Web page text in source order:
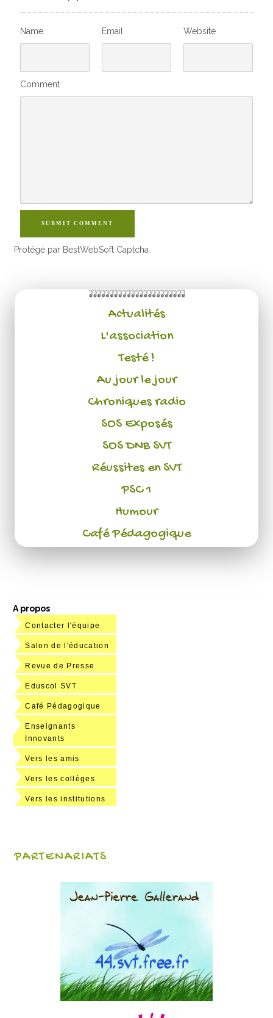
Name Email Website
Comment
SUBMIT COMMENT
Protégé par BestWebSoft Captcha
Actualités
L'association
Testé !
Au jour le jour
Chroniques radio
SOS Exposés
SOS DNB SVT
Réussites en SVT
PSC 1
Humour
Café Pédagogique
A propos
Contacter l'équipe
Salon de l'éducation
Revue de Presse
Eduscol SVT
Café Pédagogique
Enseignants
Innovants
Vers les amis
Vers les collèges
Vers les institutions
PARTENARIATS